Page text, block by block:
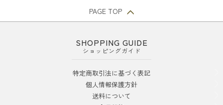
PAGE TOP
SHOPPING GUIDE
ショッピングガイド
特定商取引法に基づく表記
個人情報保護方針
送料について